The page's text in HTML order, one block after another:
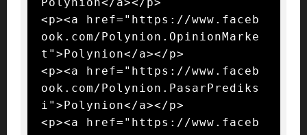
<p><a href="https://www.faceb
ook.com/Polynion.OpinionMarke
t">Polynion</a></p>
<p><a href="https://www.faceb
ook.com/Polynion.PasarPrediks
i">Polynion</a></p>
<p><a href="https://www.faceb